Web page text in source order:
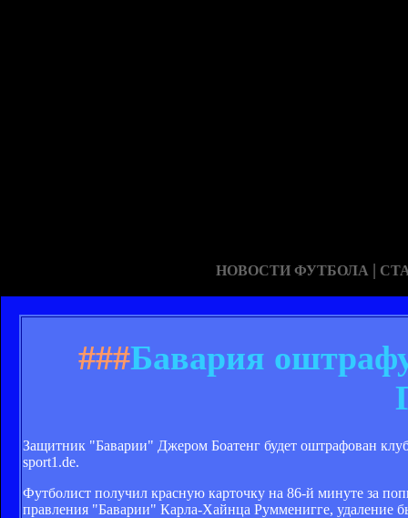
НОВОСТИ ФУТБОЛА |
###Бавария
Защитник "Баварии" Джером Боатенг будет оштрафован
sport1.de.
Футболист получил красную карточку на 86-й минуте за
правления "Баварии" Карла-Хайнца Румменигге, удаление